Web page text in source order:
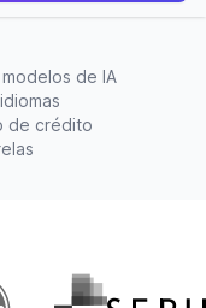
de IA
de crédito